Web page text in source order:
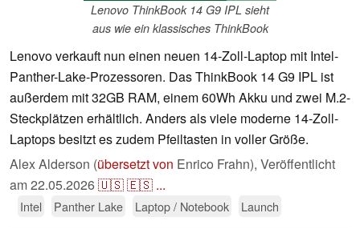
Lenovo ThinkBook 14 G9 IPL sieht
aus wie ein klassisches ThinkBook
Lenovo verkauft nun einen neuen 14-Zoll-Laptop mit Intel-
Panther-Lake-Prozessoren. Das ThinkBook 14 G9 IPL ist
außerdem mit 32GB RAM, einem 60Wh Akku und zwei M.2-
Steckplätzen erhältlich. Anders als viele moderne 14-Zoll-
Laptops besitzt es zudem Pfeiltasten in voller Größe.
Alex Alderson (übersetzt von Enrico Frahn), Veröffentlicht
am22.05.2026🇺🇸🇪🇸 ...
Intel Panther Lake Laptop / Notebook Launch